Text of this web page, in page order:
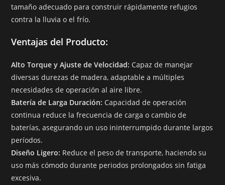
tamaño adecuado para construir rápidamente refugios
contra la lluvia o el frío.
Ventajas del Producto:
Alto Torque y Ajuste de Velocidad: Capaz de manejar
diversas durezas de madera, adaptable a múltiples
necesidades de operación al aire libre.
Batería de Larga Duración: Capacidad de operación
continua reduce la frecuencia de carga o cambio de
baterías, asegurando un uso ininterrumpido durante largos
períodos.
Diseño Ligero: Reduce el peso de transporte, haciendo su
uso más cómodo durante periodos prolongados sin fatiga
excesiva.